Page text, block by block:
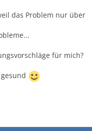
das Problem nur über
für mich?